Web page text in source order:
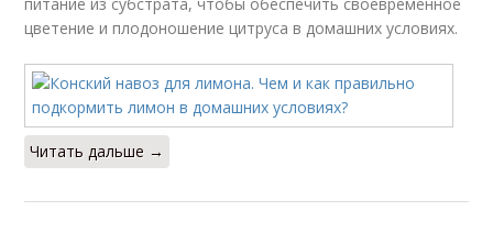
цветение и плодоношение цитруса в домашних условиях.
Читать дальше →